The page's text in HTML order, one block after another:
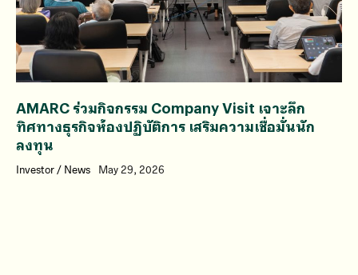
AMARC ร่วมกิจกรรม Company Visit เจาะลึก
ทิศทางธุรกิจห้องปฏิบัติการ เสริมความเชื่อมั่นนัก
ลงทุน
Investor/ News May 29, 2026